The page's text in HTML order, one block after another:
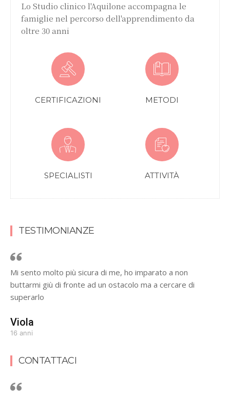
Lo Studio clinico l'Aquilone accompagna le
famiglie nel percorso dell'apprendimento da
oltre 30 anni
CERTIFICAZIONI METODI
SPECIALISTI ATTIVITÀ
TESTIMONIANZE
Mi sento molto più sicura di me, ho imparato a non
buttarmi giù di fronte ad un ostacolo ma a cercare di
superarlo
Viola
16 anni
CONTATTACI